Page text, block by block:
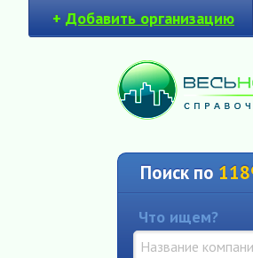
+ Добавить организацию
Поиск по
Что ищем?